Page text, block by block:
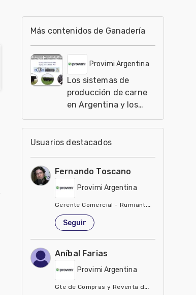
Más contenidos de Ganadería
Provimi Argentina
Los sistemas de
producción de carne
en Argentina y los
desafíos post-
pandemia, M. Sci.
Sebastián Riffel
Usuarios destacados
Fernando Toscano
Provimi Argentina
Gerente Comercial - Rumiantes
Estados Unidos de América
Seguir
Aníbal Farias
Provimi Argentina
Gte de Compras y Reventa de Ingredientes